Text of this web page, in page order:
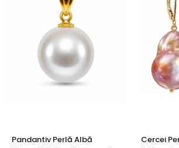
Pandantiv Perlă Albă
Cercei